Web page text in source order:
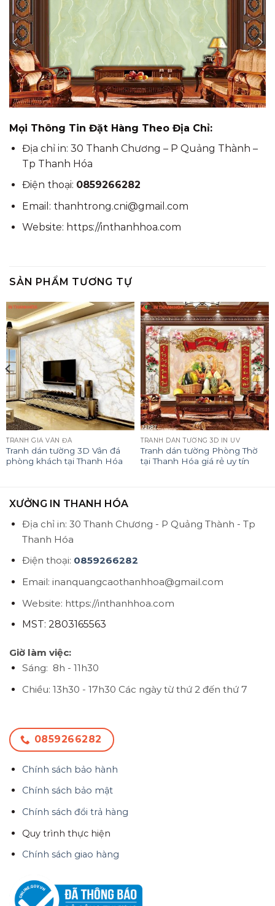
Mọi Thông Tin Đặt Hàng Theo Địa Chỉ:
Địa chỉ in: 30 Thanh Chương – P Quảng Thành –
Tp Thanh Hóa
Điện thoại: 0859266282
Email: thanhtrong.cni@gmail.com
Website: https://inthanhhoa.com
SẢN PHẨM TƯƠNG TỰ
TRANH GIẢ VÂN ĐÁ
Tranh dán tường 3D Vân đá
phòng khách tại Thanh Hóa
TRANH DÁN TƯỜNG 3D IN UV
Tranh dán tường Phòng Thờ
tại Thanh Hóa giá rẻ uy tín
XƯỞNG IN THANH HÓA
Địa chỉ in: 30 Thanh Chương - P Quảng Thành - Tp
Thanh Hóa
Điện thoại: 0859266282
Email: inanquangcaothanhhoa@gmail.com
Website: https://inthanhhoa.com
MST: 2803165563
Giờ làm việc:
Sáng: 8h - 11h30
Chiều: 13h30 - 17h30 Các ngày từ thứ 2 đến thứ 7
0859266282
Chính sách bảo hành
Chính sách bảo mật
Chính sách đổi trả hàng
Quy trình thực hiện
Chính sách giao hàng